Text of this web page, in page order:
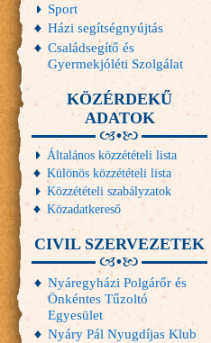
Sport
Házi segítségnyújtás
Családsegítő és
Gyermekjóléti Szolgálat
KÖZÉRDEKŰ
ADATOK
Általános közzétételi lista
Különös közzétételi lista
Közzétételi szabályzatok
Közadatkereső
CIVIL SZERVEZETEK
Nyáregyházi Polgárőr és
Önkéntes Tűzoltó
Egyesület
Nyáry Pál Nyugdíjas Klub